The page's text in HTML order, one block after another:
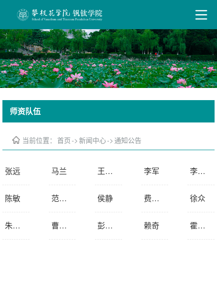
师资队伍
当前位置： 首页->新闻中心->通知公告
张远 马兰 王海波 李军 李俊翰
陈敏 范兴平 侯静 费之奎 徐众
朱奎松 曹知勤 彭富昌 赖奇 霍红英